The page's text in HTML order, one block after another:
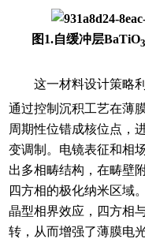
图1.自缓冲层BaTiO3
这一材料设计策略
通过控制沉积工艺在薄
周期性位错成核位点，
变调制。电镜表征和相
出多相畴结构，在畴壁
四方相的极化纳米区域
晶型相界效应，四方相
转，从而增强了薄膜电